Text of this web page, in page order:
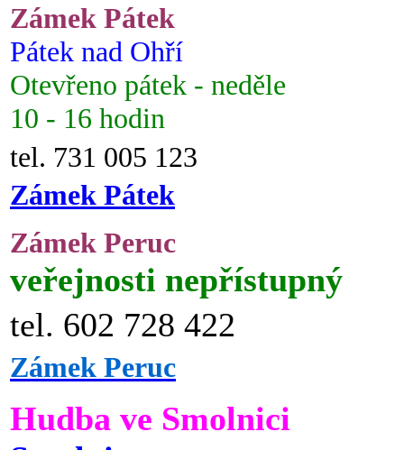
Zámek Pátek
Pátek nad Ohří
Otevřeno pátek - neděle
10 - 16 hodin
tel. 731 005 123
Zámek Pátek
Zámek Peruc
veřejnosti nepřístupný
tel. 602 728 422
Zámek Peruc
Hudba ve Smolnici